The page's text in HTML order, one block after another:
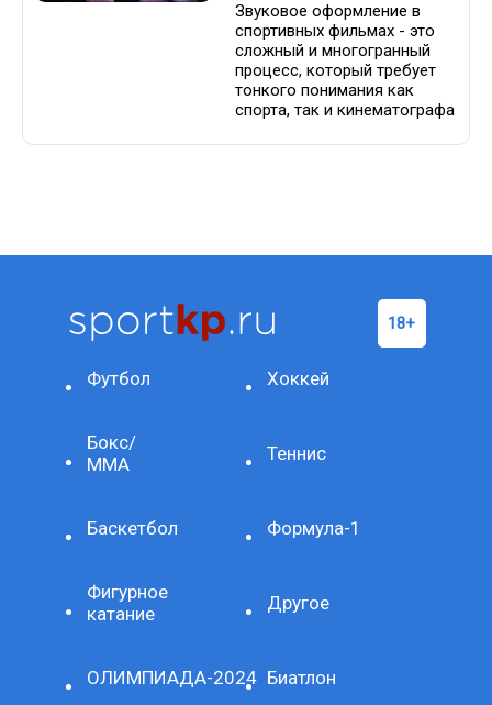
Звуковое оформление в
спортивных фильмах - это
сложный и многогранный
процесс, который требует
тонкого понимания как
спорта, так и кинематографа
Футбол Хоккей
Бокс/
ММА
Теннис
Баскетбол Формула-1
Фигурное
катание
Другое
ОЛИМПИАДА-2024 Биатлон